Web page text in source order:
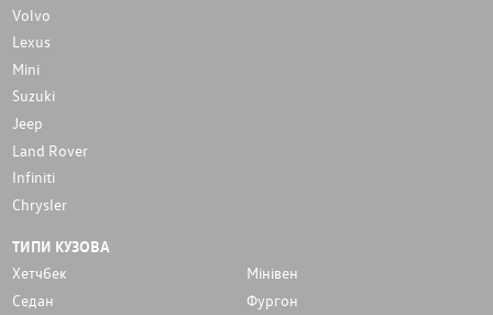
Volvo
Lexus
Mini
Suzuki
Jeep
Land Rover
Infiniti
Chrysler
ТИПИ КУЗОВА
Хетчбек
Мінівен
Седан
Фургон